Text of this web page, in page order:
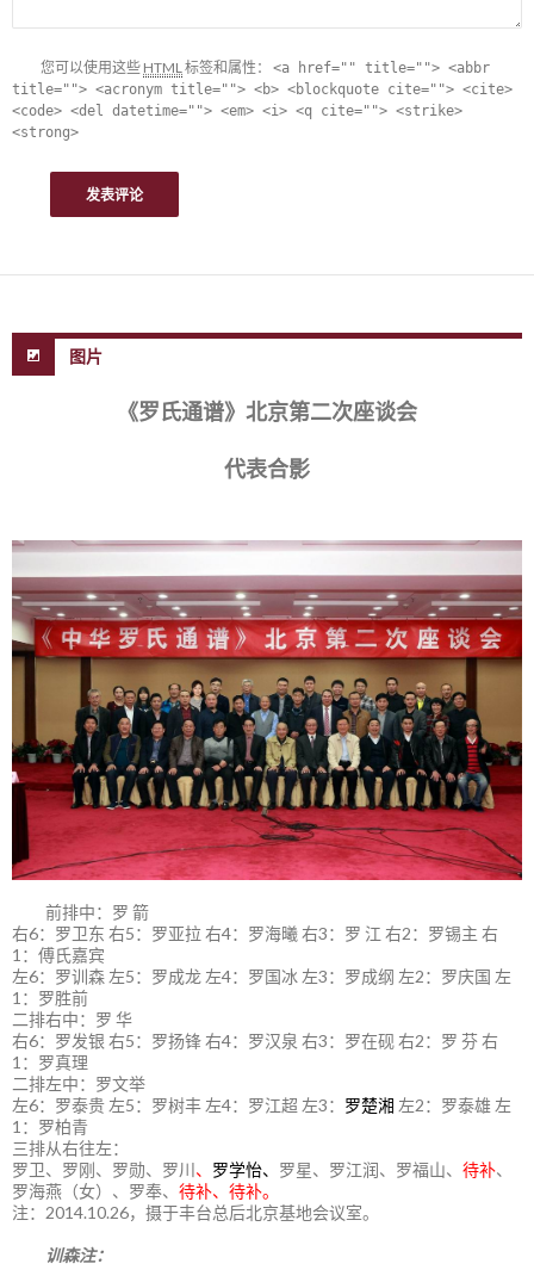
您可以使用这些 HTML标签和属性： <a href="" title=""> <abbr
title=""> <acronym title=""> <b> <blockquote cite=""> <cite>
<code> <del datetime=""> <em> <i> <q cite=""> <strike>
<strong>
图片
《罗氏通谱》北京第二次座谈会
代表合影
前排中：罗 箭
右6：罗卫东 右5：罗亚拉 右4：罗海曦 右3：罗 江 右2：罗锡主 右
1：傅氏嘉宾
左6：罗训森 左5：罗成龙 左4：罗国冰 左3：罗成纲 左2：罗庆国 左
1：罗胜前
二排右中：罗 华
右6：罗发银 右5：罗扬锋 右4：罗汉泉 右3：罗在砚 右2：罗 芬 右
1：罗真理
二排左中：罗文举
左6：罗泰贵 左5：罗树丰 左4：罗江超 左3： 罗楚湘 左2：罗泰雄 左
1：罗柏青
三排从右往左：
罗卫、罗刚、罗勋、罗川 、 罗学怡、 罗星、罗江润、罗福山、 待补、
罗海燕（女）、罗奉、 待补、待补。
注：2014.10.26，摄于丰台总后北京基地会议室。
训森注：